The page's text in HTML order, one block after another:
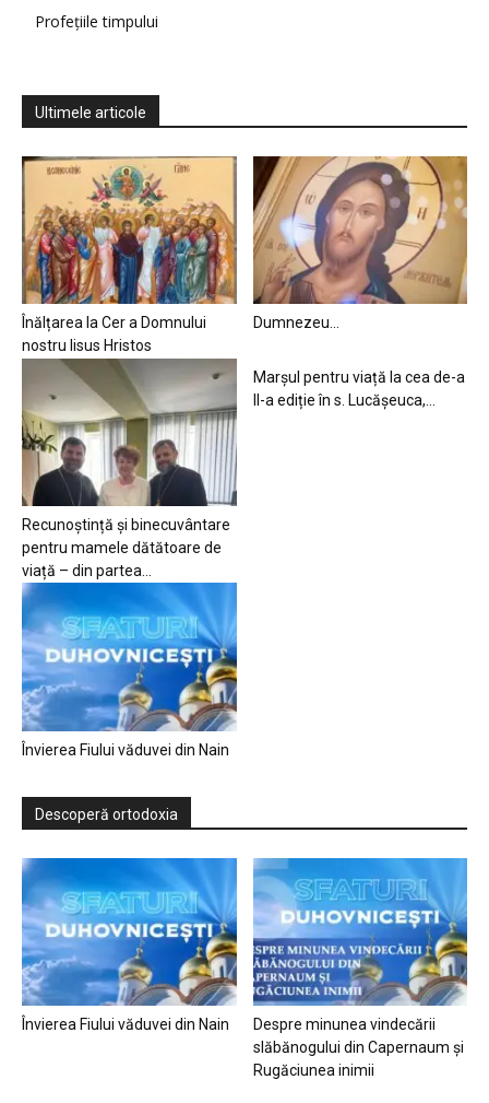
Profețiile timpului
Ultimele articole
Înălțarea la Cer a Domnului
nostru Iisus Hristos
Dumnezeu…
Recunoștință și binecuvântare
pentru mamele dătătoare de
viață – din partea...
Marșul pentru viață la cea de-a
II-a ediție în s. Lucășeuca,...
Învierea Fiului văduvei din Nain
Descoperă ortodoxia
Învierea Fiului văduvei din Nain
Despre minunea vindecării
slăbănogului din Capernaum și
Rugăciunea inimii